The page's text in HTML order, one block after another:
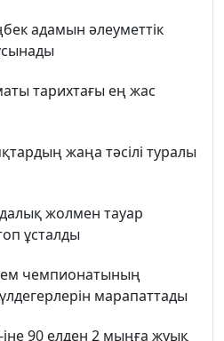
адамын әлеуметтік
тарихтағы ең жас
жаңа тәсілі туралы
жолмен тауар
ұсталды
чемпионатының
марапаттады
90 елден 2 мыңға жуық